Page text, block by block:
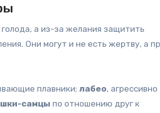
а из-за желания защитить
Они могут и не есть жертву, а
плавники; лабео, агрессивно
самцы по отношению друг к